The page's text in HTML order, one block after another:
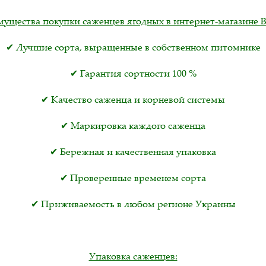
покупки саженцев ягодных в интернет-магазине
✔ Лучшие сорта, выращенные в собственном питомнике
✔ Гарантия сортности 100 %
✔ Качество саженца и корневой системы
✔ Маркировка каждого саженца
✔ Бережная и качественная упаковка
✔ Проверенные временем сорта
✔ Приживаемость в любом регионе Украины
Упаковка саженцев: